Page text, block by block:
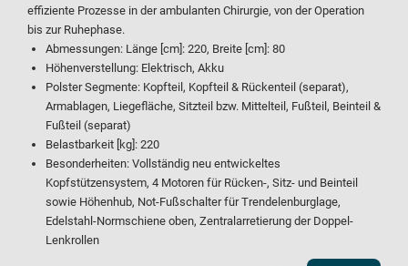
effiziente Prozesse in der ambulanten Chirurgie, von der Operation
bis zur Ruhephase.
Abmessungen: Länge [cm]: 220, Breite [cm]: 80
Höhenverstellung: Elektrisch, Akku
Polster Segmente: Kopfteil, Kopfteil & Rückenteil (separat),
Armablagen, Liegefläche, Sitzteil bzw. Mittelteil, Fußteil, Beinteil &
Fußteil (separat)
Belastbarkeit [kg]: 220
Besonderheiten: Vollständig neu entwickeltes
Kopfstützensystem, 4 Motoren für Rücken-, Sitz- und Beinteil
sowie Höhenhub, Not-Fußschalter für Trendelenburglage,
Edelstahl-Normschiene oben, Zentralarretierung der Doppel-
Lenkrollen